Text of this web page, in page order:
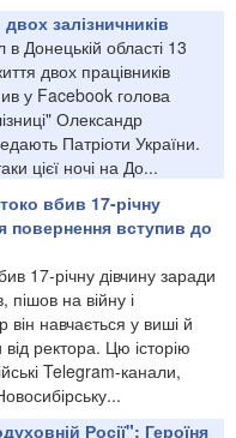
залізничників
в Донецькій області 13
двох працівників
у Facebook голова
Олександр
Патріоти України.
цієї ночі на До...
вбив 17-річну
повернення вступив до
17-річну дівчину заради
пішов на війну і
навчається у виші й
ректора. Цю історію
Telegram-канали,
Росії": Героїня